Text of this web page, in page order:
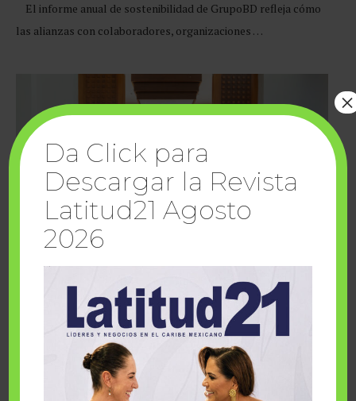
El informe anual de sostenibilidad de GrupoBD refleja cómo
las alianzas con colaboradores, organizaciones …
Cuando la solidaridad inspira; cumplen
sueños Fairmont Mayakoba y Make-A-Wish
Da Click para
Descargar la Revista
Latitud21 Agosto
2026
×